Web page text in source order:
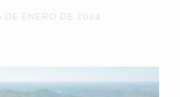
DE ENERO DE 2024